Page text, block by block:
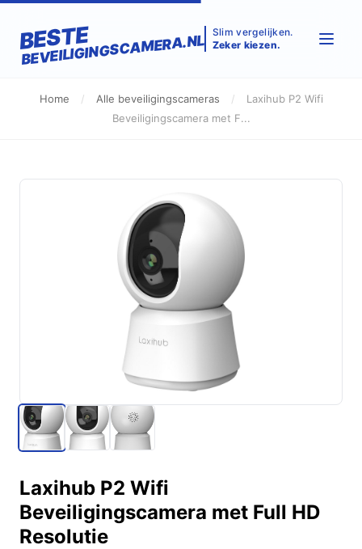
BESTE
BEVEILIGINGSCAMERA.NL Slim vergelijken.
Zeker kiezen.
Home / Alle beveiligingscameras /
Laxihub P2 Wifi
Beveiligingscamera met F...
Laxihub P2 Wifi
Beveiligingscamera met Full HD
Resolutie